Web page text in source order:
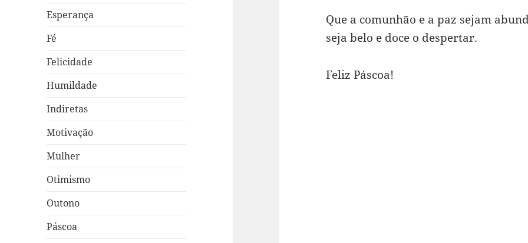
Esperança
Fé
Felicidade
Humildade
Indiretas
Motivação
Mulher
Otimismo
Outono
Páscoa
Que a comunhão e a paz sejam
seja belo e doce o despertar.
Feliz Páscoa!